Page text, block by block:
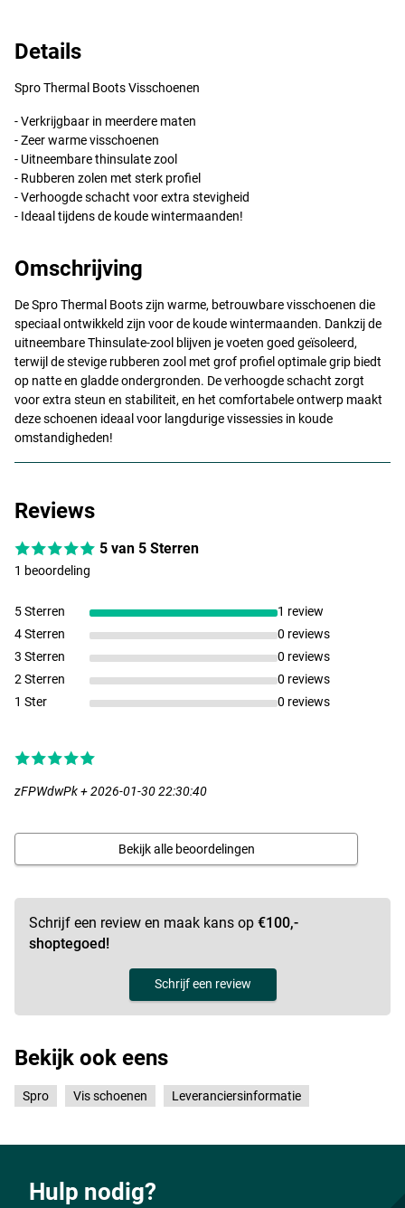
Details
Spro Thermal Boots Visschoenen
- Verkrijgbaar in meerdere maten
- Zeer warme visschoenen
- Uitneembare thinsulate zool
- Rubberen zolen met sterk profiel
- Verhoogde schacht voor extra stevigheid
- Ideaal tijdens de koude wintermaanden!
Omschrijving
De Spro Thermal Boots zijn warme, betrouwbare visschoenen die
speciaal ontwikkeld zijn voor de koude wintermaanden. Dankzij de
uitneembare Thinsulate-zool blijven je voeten goed geïsoleerd,
terwijl de stevige rubberen zool met grof profiel optimale grip biedt
op natte en gladde ondergronden. De verhoogde schacht zorgt
voor extra steun en stabiliteit, en het comfortabele ontwerp maakt
deze schoenen ideaal voor langdurige vissessies in koude
omstandigheden!
Reviews
5 van 5 Sterren
1 beoordeling
5 Sterren
1 review
4 Sterren
0 reviews
3 Sterren
0 reviews
2 Sterren
0 reviews
1 Ster
0 reviews
zFPWdwPk + 2026-01-30 22:30:40
Bekijk alle beoordelingen
Schrijf een review en maak kans op €100,-
shoptegoed!
Schrijf een review
Bekijk ook eens
Spro Vis schoenen Leveranciersinformatie
Hulp nodig?